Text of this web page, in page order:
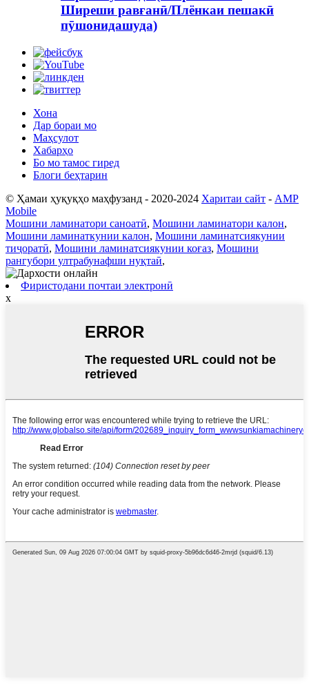
Ширеши равғанӣ/Плёнкаи пешакӣ
пӯшонидашуда)
Хона
Дар бораи мо
Маҳсулот
Хабарҳо
Бо мо тамос гиред
Блоги беҳтарин
© Ҳамаи ҳуқуқҳо маҳфузанд - 2020-2024 Харитаи сайт - AMP
Mobile
Мошини ламинатори саноатӣ, Мошини ламинатори калон,
Мошини ламинаткунии калон, Мошини ламинатсиякунии
тиҷоратӣ, Мошини ламинатсиякунии коғаз, Мошини
рангубори ултрабунафши нуқтаӣ,
Фиристодани почтаи электронӣ
x